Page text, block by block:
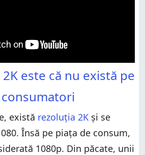
este că nu există pe
există rezoluția 2K și se
Însă pe piața de consum,
1080p. Din păcate, unii